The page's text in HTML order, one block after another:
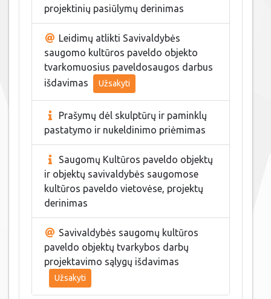
projektinių pasiūlymų derinimas
Leidimų atlikti Savivaldybės
saugomo kultūros paveldo objekto
tvarkomuosius paveldosaugos darbus
išdavimas
Užsakyti
Prašymų dėl skulptūrų ir paminklų
pastatymo ir nukeldinimo priėmimas
Saugomų Kultūros paveldo objektų
ir objektų savivaldybės saugomose
kultūros paveldo vietovėse, projektų
derinimas
Savivaldybės saugomų kultūros
paveldo objektų tvarkybos darbų
projektavimo sąlygų išdavimas
Užsakyti